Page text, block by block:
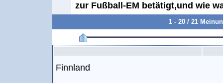
zur Fußball-EM betätigt,und wie
1 - 20 / 21
Finnland